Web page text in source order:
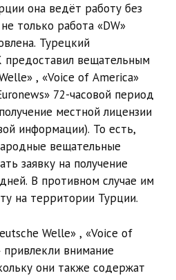
она ведёт работу без
только работа «DW»
Турецкий
предоставил вещательным
, «Voice of America»
72-часовой период
местной лицензии
информации). То есть,
вещательные
заявку на получение
В противном случае им
на территории Турции.
Welle» , «Voice of
привлекли внимание
они также содержат